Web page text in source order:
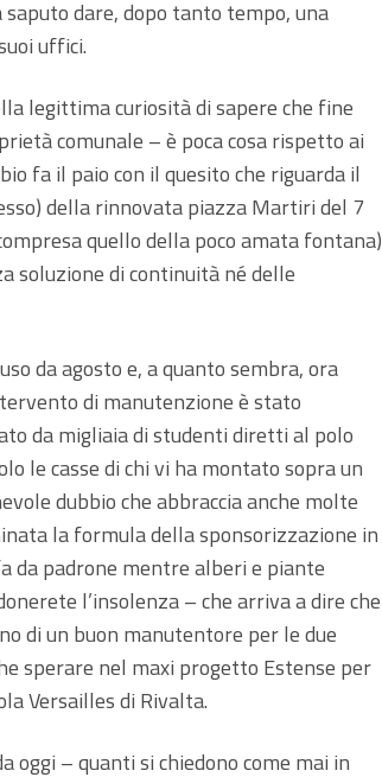
dare, dopo tanto tempo, una
uffici.
legittima curiosità di sapere che fine
comunale – è poca cosa rispetto ai
fa il paio con il quesito che riguarda il
della rinnovata piazza Martiri del 7
quello della poco amata fontana)
soluzione di continuità né delle
da agosto e, a quanto sembra, ora
di manutenzione è stato
da migliaia di studenti diretti al polo
le casse di chi vi ha montato sopra un
dubbio che abbraccia anche molte
la formula della sponsorizzazione in
da padrone mentre alberi e piante
l’insolenza – che arriva a dire che
di un buon manutentore per le due
sperare nel maxi progetto Estense per
Versailles di Rivalta.
oggi – quanti si chiedono come mai in